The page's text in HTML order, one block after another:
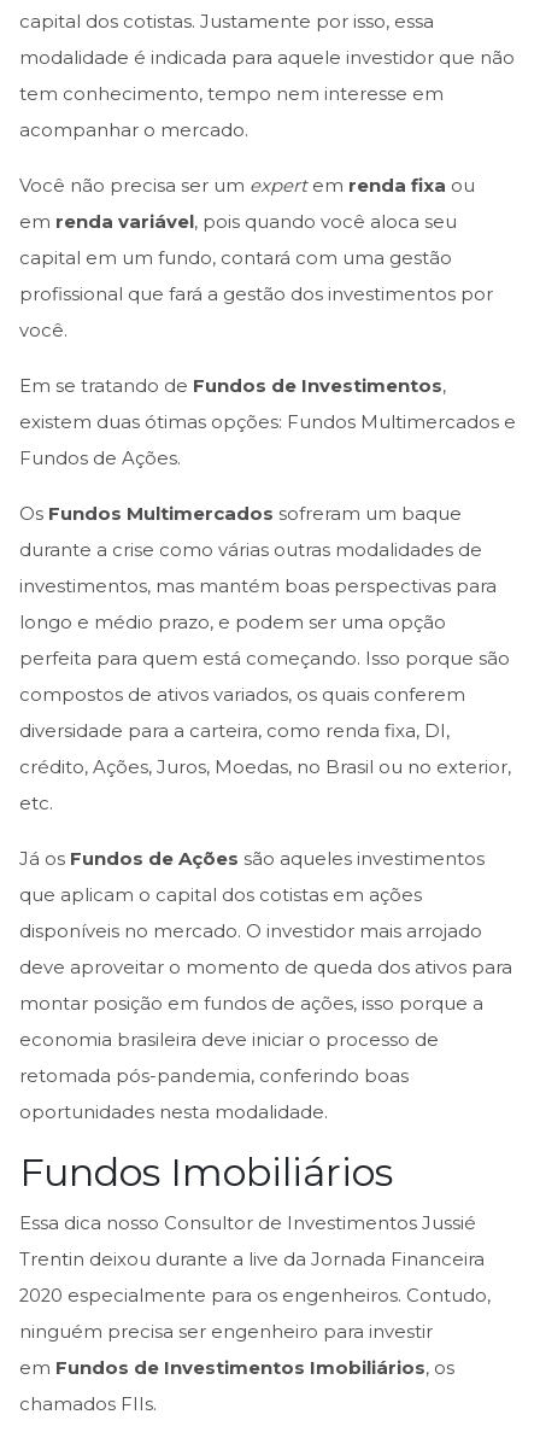
capital dos cotistas. Justamente por isso, essa
modalidade é indicada para aquele investidor que não
tem conhecimento, tempo nem interesse em
acompanhar o mercado.
Você não precisa ser um expertem renda fixa ou
em renda variável, pois quando você aloca seu
capital em um fundo, contará com uma gestão
profissional que fará a gestão dos investimentos por
você.
Em se tratando de Fundos de Investimentos,
existem duas ótimas opções: Fundos Multimercados e
Fundos de Ações.
Os Fundos Multimercados sofreram um baque
durante a crise como várias outras modalidades de
investimentos, mas mantém boas perspectivas para
longo e médio prazo, e podem ser uma opção
perfeita para quem está começando. Isso porque são
compostos de ativos variados, os quais conferem
diversidade para a carteira, como renda fixa, DI,
crédito, Ações, Juros, Moedas, no Brasil ou no exterior,
etc.
Já os Fundos de Ações são aqueles investimentos
que aplicam o capital dos cotistas em ações
disponíveis no mercado. O investidor mais arrojado
deve aproveitar o momento de queda dos ativos para
montar posição em fundos de ações, isso porque a
economia brasileira deve iniciar o processo de
retomada pós-pandemia, conferindo boas
oportunidades nesta modalidade.
Fundos Imobiliários
Essa dica nosso Consultor de Investimentos Jussié
Trentin deixou durante a live da Jornada Financeira
2020 especialmente para os engenheiros. Contudo,
ninguém precisa ser engenheiro para investir
em Fundos de Investimentos Imobiliários, os
chamados FIIs.